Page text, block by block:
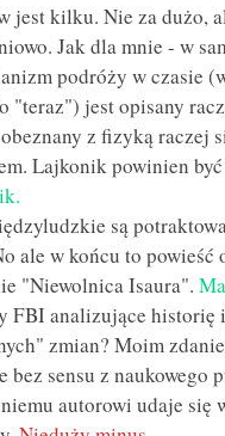
jest kilku. Nie za dużo,
Jak dla mnie - w
podróży w czasie
"teraz") jest opisany
z fizyką raczej
Lajkonik powinien
są
ale w końcu to powieść
"Niewolnica Isaura".
FBI analizujące historię
zmian? Moim
bez sensu z naukowego
autorowi udaje się